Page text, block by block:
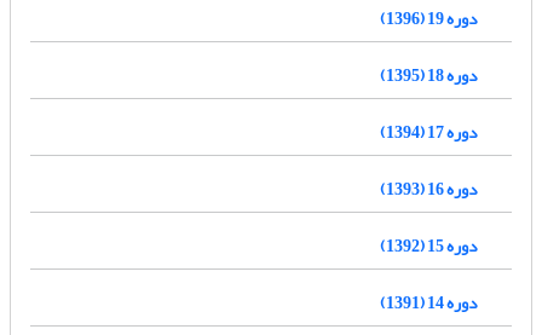
دوره 19 (1396)
دوره 18 (1395)
دوره 17 (1394)
دوره 16 (1393)
دوره 15 (1392)
دوره 14 (1391)